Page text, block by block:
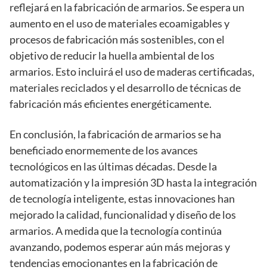
reflejará en la fabricación de armarios. Se espera un
aumento en el uso de materiales ecoamigables y
procesos de fabricación más sostenibles, con el
objetivo de reducir la huella ambiental de los
armarios. Esto incluirá el uso de maderas certificadas,
materiales reciclados y el desarrollo de técnicas de
fabricación más eficientes energéticamente.
En conclusión, la fabricación de armarios se ha
beneficiado enormemente de los avances
tecnológicos en las últimas décadas. Desde la
automatización y la impresión 3D hasta la integración
de tecnología inteligente, estas innovaciones han
mejorado la calidad, funcionalidad y diseño de los
armarios. A medida que la tecnología continúa
avanzando, podemos esperar aún más mejoras y
tendencias emocionantes en la fabricación de